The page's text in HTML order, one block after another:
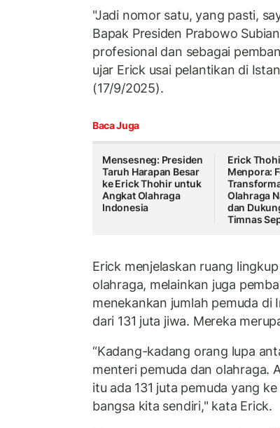
"Jadi nomor satu, yang pasti,
Bapak Presiden Prabowo
profesional dan sebagai
ujar Erick usai pelantikan di
(17/9/2025).
Baca Juga
Mensesneg: Presiden
Taruh Harapan Besar
ke Erick Thohir untuk
Angkat Olahraga
Indonesia
Erick
Menpora:
Olahraga
dan
Timnas
Erick menjelaskan ruang
olahraga, melainkan juga
menekankan jumlah pemuda di
dari 131 juta jiwa. Mereka
“Kadang-kadang orang lupa
menteri pemuda dan olahraga.
itu ada 131 juta pemuda yang
bangsa kita sendiri," kata Erick.